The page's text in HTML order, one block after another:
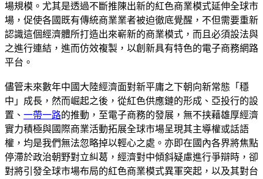
場規模。尤其是透過不斷推陳出新的紅色商業模式延伸全球市
場，促使各國既有傳統商業業者被迫徹底覺醒，不但需要重新
認識這個經濟體所打造出來嶄新的商業模式，而且必須設法與
之進行連結，進而仿效複製，以創新具有特色的電子商務網路
平台。
儘管未來數年中國大陸經濟面對新平庸之下朝向新常態「穩
中」成長，然而崛起之後，從紅色供應鏈的形成、亞投行的設
置、 一帶一路的推動，至電子商務的發展，無不挟藉雄厚經濟
實力積極與國際商業活動拓展全球市場呈現其主導權或話語
權，均是我們無法忽略掉以輕心之處。亦即在國內各界將焦點
停滯於政治朝野對立糾葛，經濟對中傾斜疑慮進行爭辯時，卻
對將引發全球市場布局的紅色商業模式異軍突起，以及其對台